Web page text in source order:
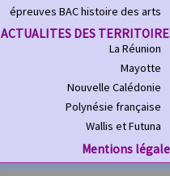
épreuves BAC histoire des arts
ACTUALITES DES
La Réunion
Mayotte
Nouvelle Calédonie
Polynésie française
Wallis et Futuna
Mentions